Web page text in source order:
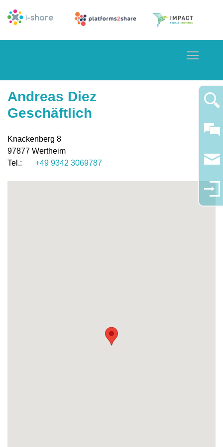
Andreas Diez
Geschäftlich
Knackenberg 8
97877 Wertheim
+49 9342 3069787